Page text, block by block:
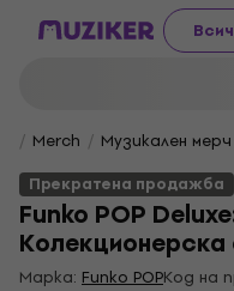
Merch
Музикален мерч
Прекратена продажба
Funko POP
Колекционерска
Марка: Funko POPКод на